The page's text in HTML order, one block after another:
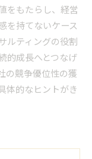
をもたらし、経営
を持てないケース
ルティングの役割
的成長へとつなげ
の競争優位性の獲
体的なヒントがき